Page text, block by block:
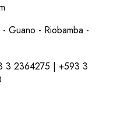
Guano - Riobamba -
3 2364275 | +593 3